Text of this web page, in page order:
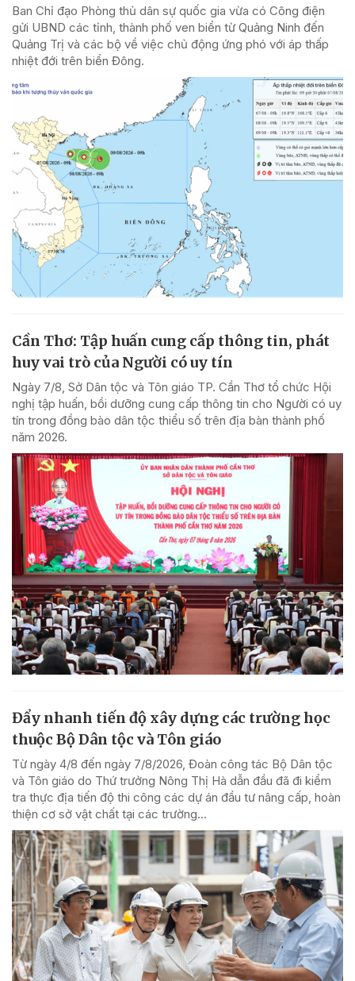
Ban Chỉ đạo Phòng thủ dân sự quốc gia vừa có Công điện
gửi UBND các tỉnh, thành phố ven biển từ Quảng Ninh đến
Quảng Trị và các bộ về việc chủ động ứng phó với áp thấp
nhiệt đới trên biển Đông.
Cần Thơ: Tập huấn cung cấp thông tin, phát
huy vai trò của Người có uy tín
Ngày 7/8, Sở Dân tộc và Tôn giáo TP. Cần Thơ tổ chức Hội
nghị tập huấn, bồi dưỡng cung cấp thông tin cho Người có uy
tín trong đồng bào dân tộc thiểu số trên địa bàn thành phố
năm 2026.
Đẩy nhanh tiến độ xây dựng các trường học
thuộc Bộ Dân tộc và Tôn giáo
Từ ngày 4/8 đến ngày 7/8/2026, Đoàn công tác Bộ Dân tộc
và Tôn giáo do Thứ trưởng Nông Thị Hà dẫn đầu đã đi kiểm
tra thực địa tiến độ thi công các dự án đầu tư nâng cấp, hoàn
thiện cơ sở vật chất tại các trường...